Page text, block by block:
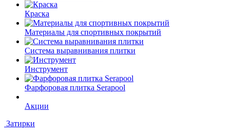
Краска
Материалы для спортивных покрытий
Система выравнивания плитки
Инструмент
Фарфоровая плитка Serapool
Акции
Затирки